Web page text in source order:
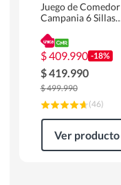
Juego de Comedor
Campania 6 Sillas
180 x 90 x 76 cm
Café
$409.990 -18%
$419.990
$499.990
(46)
Ver producto